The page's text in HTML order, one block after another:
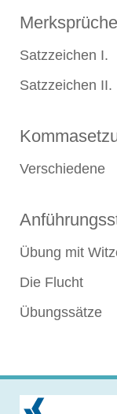
Merksprüche
Satzzeichen I.
Satzzeichen II.
Verschiedene
Übung mit
Die Flucht
Übungssätze